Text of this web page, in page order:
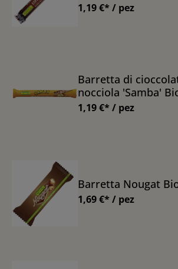
1,19 €* / pez
Barretta di
nocciola 'Samba'
1,19 €* / pez
Barretta Nougat
1,69 €* / pez